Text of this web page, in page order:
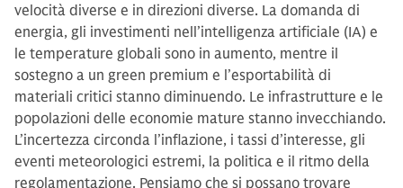
velocità diverse e in direzioni diverse. La domanda di
energia, gli investimenti nell’intelligenza artificiale (IA) e
le temperature globali sono in aumento, mentre il
sostegno a un green premium e l’esportabilità di
materiali critici stanno diminuendo. Le infrastrutture e le
popolazioni delle economie mature stanno invecchiando.
L’incertezza circonda l’inflazione, i tassi d’interesse, gli
eventi meteorologici estremi, la politica e il ritmo della
regolamentazione. Pensiamo che si possano trovare